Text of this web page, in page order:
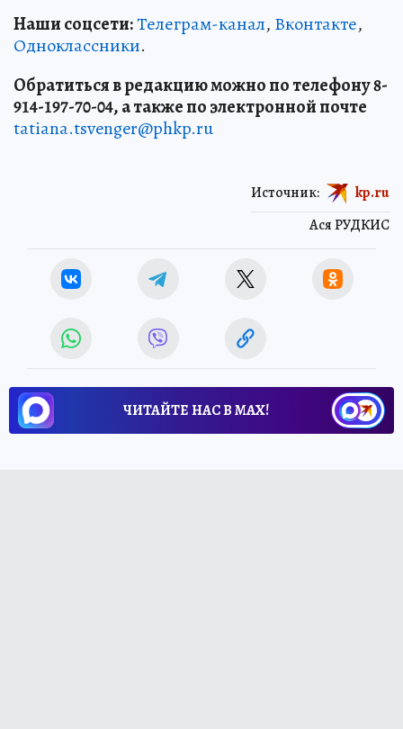
Наши соцсети:Телеграм-канал, Вконтакте,
Одноклассники.
Обратиться в редакцию можно по телефону 8-
914-197-70-04, а также по электронной почте
tatiana.tsvenger@phkp.ru
Ася РУДКИС
Источник: kp.ru
ЧИТАЙТЕ НАС В МАХ!